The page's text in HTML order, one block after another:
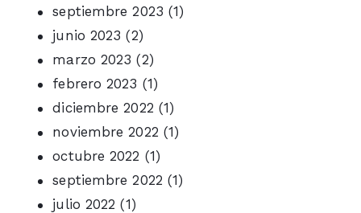
septiembre 2023 (1)
junio 2023 (2)
marzo 2023 (2)
febrero 2023 (1)
diciembre 2022 (1)
noviembre 2022 (1)
octubre 2022 (1)
septiembre 2022 (1)
julio 2022 (1)